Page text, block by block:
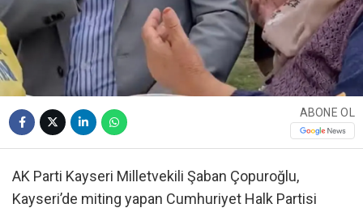
ABONE OL
AK Parti Kayseri Milletvekili Şaban Çopuroğlu,
Kayseri’de miting yapan Cumhuriyet Halk Partisi